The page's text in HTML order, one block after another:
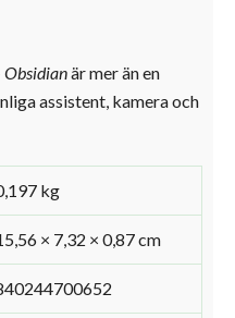
Obsidianär mer än en
assistent, kamera och
kg
× 7,32 × 0,87 cm